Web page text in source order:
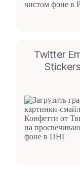
Twitter
Stickers